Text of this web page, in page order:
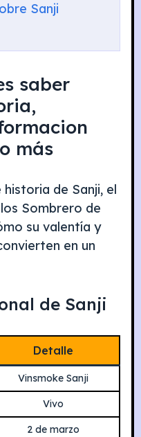
Sanji
saber
más
de Sanji, el
Sombrero de
su valentía y
en un
de Sanji
Detalle
Vinsmoke Sanji
Vivo
2 de marzo